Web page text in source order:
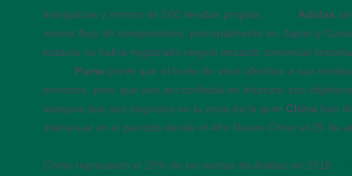
franquicias y menos de 500 tiendas propias.
Adidas
menor flujo de compradores, principalmente en Japón y
todavía no había registrado ningún impacto comercial
Puma prevé que el brote de virus afectara a sus
trimestre, pero que aún así confiaba en alcanzar sus
asegura que sus negocios en la zona de la gran China han
interanual en el período desde el Año Nuevo Chino el 25 de
China representó el 20% de las ventas de Adidas en 2018.